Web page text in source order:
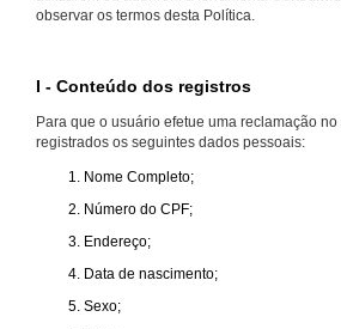
observar os termos desta Política.
I - Conteúdo dos registros
Para que o usuário efetue uma reclamação
registrados os seguintes dados pessoais:
Nome Completo;
Número do CPF;
Endereço;
Data de nascimento;
Sexo;